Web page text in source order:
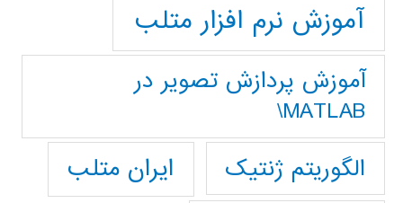
آموزش نرم افزار متلب
آموزش پردازش تصوير در
MATLAB\
الگوریتم ژنتیک
ایران متلب